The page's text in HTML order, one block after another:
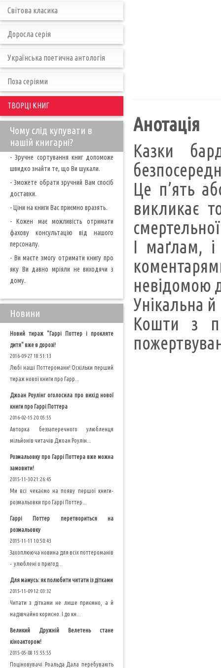
Анотація
Казки
Це п’ять
викликає
І маґлам,
невідомою
Унікальна
Кошти з
Світова класика
Доросла серія
Українська поетична антологія
Поза серіями
ТВОРЦІ КНИГ
Чому слід купувати в
нашій книгарні?
- Зручне сортування книг допоможе
швидко знайти те, що Ви шукали.
- Зможете обрати зручний Вам спосіб
доставки.
- Ціни на книги Вас приємно вразять.
- Кожен має можливість отримати
фахову консультацію від нашого
персоналу.
- Ви маєте змогу отримати книгу про
яку Ви давно мріяли не виходячи з
дому.
Новини
Новий тираж "Гаррі Поттер і прокляте
дитя" вже в дорозі!
2016-09-27 18:51:13
Любі наші Поттеромани! Оскільки перший
тираж нової книги про Гарр...
Джоан Роулінг оголосила про вихід нової
книги про Гаррі Поттера
2016-02-15 20:05:55
Авторка беззаперечного улюбленця
мільйонів читачів Джоан Роулін...
Розмальовку про Гаррі Поттера вже можна
замовити!
2015-11-30 21:26:45
Ми всі чекаємо на появу першої книги-
розмальовки про Гаррі Поттер...
Гаррі Поттер перетвориться на
розмальовку
2015-11-11 10:50:43
Захоплююча новина для всіх поттероманів
- улюблені о пригод...
Для мамусь: як полюбити читати із дітками
2015-11-09 12:03:32
Читати з дітками не лише приємно, а й
надзвчайно корисно. І до кн...
Великий Дружній Велетень стане
кіноактором!
2015-05-08 15:55:55
Поціновувачі Роальда Дала перебувають